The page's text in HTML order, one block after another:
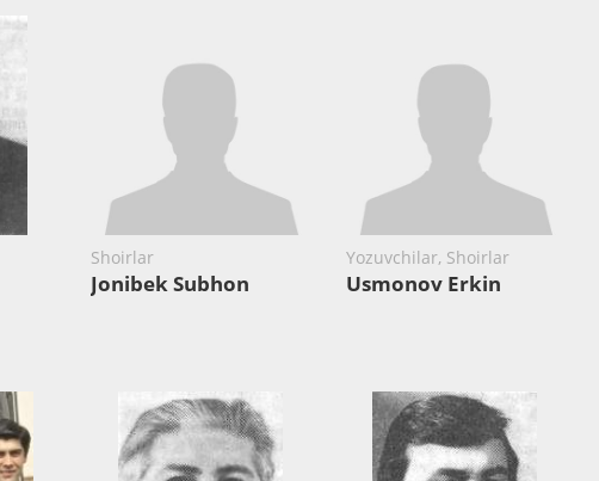
Shoirlar
Jonibek Subhon
Yozuvchilar, Shoirlar
Usmonov Erkin